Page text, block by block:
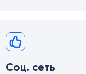
Соц. сеть